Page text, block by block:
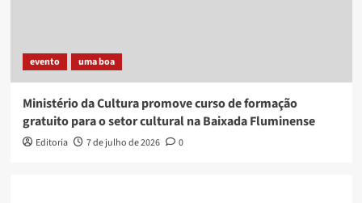
evento uma boa
Ministério da Cultura promove curso de formação
gratuito para o setor cultural na Baixada Fluminense
Editoria 7 de julho de 2026 0